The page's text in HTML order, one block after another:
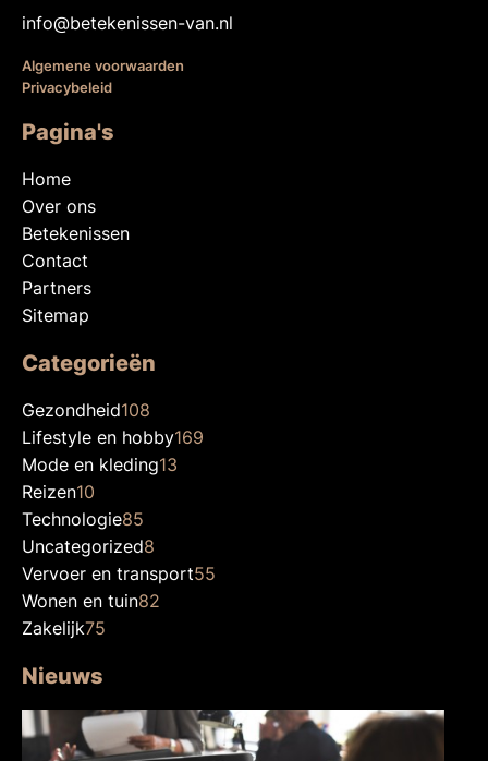
info@betekenissen-van.nl
Algemene voorwaarden
Privacybeleid
Pagina's
Home
Over ons
Betekenissen
Contact
Partners
Sitemap
Categorieën
Gezondheid108
Lifestyle en hobby169
Mode en kleding13
Reizen10
Technologie85
Uncategorized8
Vervoer en transport55
Wonen en tuin82
Zakelijk75
Nieuws